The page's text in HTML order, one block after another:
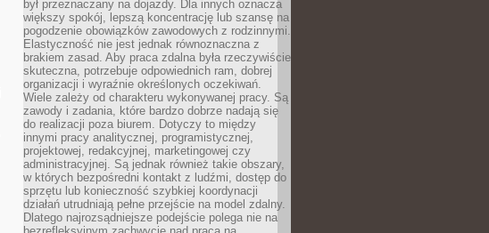
był przeznaczany na dojazdy. Dla innych oznacza
większy spokój, lepszą koncentrację lub szansę na
pogodzenie obowiązków zawodowych z rodzinnymi.
Elastyczność nie jest jednak równoznaczna z
brakiem zasad. Aby praca zdalna była rzeczywiście
skuteczna, potrzebuje odpowiednich ram, dobrej
organizacji i wyraźnie określonych oczekiwań.
Wiele zależy od charakteru wykonywanej pracy. Są
zawody i zadania, które bardzo dobrze nadają się
do realizacji poza biurem. Dotyczy to między
innymi pracy analitycznej, programistycznej,
projektowej, redakcyjnej, marketingowej czy
administracyjnej. Są jednak również takie obszary,
w których bezpośredni kontakt z ludźmi, dostęp do
sprzętu lub konieczność szybkiej koordynacji
działań utrudniają pełne przejście na model zdalny.
Dlatego najrozsądniejsze podejście polega nie na